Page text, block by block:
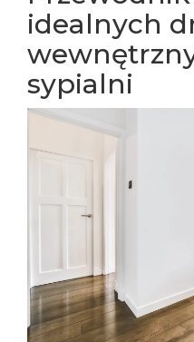
idealnych
sypialni